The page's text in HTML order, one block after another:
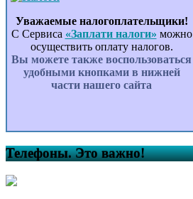
Уважаемые налогоплательщики!
С Сервиса «Заплати налоги» можно
осуществить оплату налогов.
Вы можете также воспользоваться
удобными кнопками в нижней
части нашего сайта
Телефоны. Это важно!